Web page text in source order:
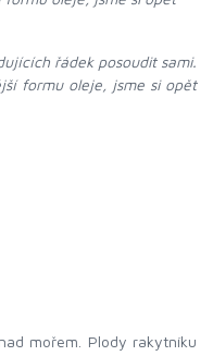
řádek posoudit sami.
formu oleje, jsme si opět
mořem. Plody rakytníku